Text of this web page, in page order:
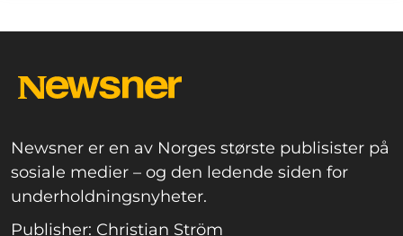
Newsner er en av Norges største publisister på
sosiale medier – og den ledende siden for
underholdningsnyheter.
Publisher: Christian Ström